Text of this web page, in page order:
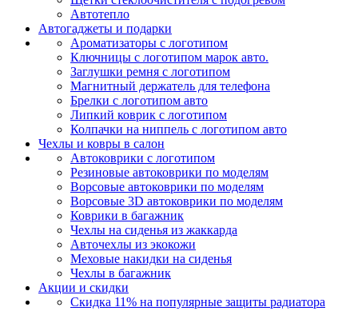
Автотепло
Автогаджеты и подарки
Ароматизаторы с логотипом
Ключницы с логотипом марок авто.
Заглушки ремня с логотипом
Магнитный держатель для телефона
Брелки с логотипом авто
Липкий коврик c логотипом
Колпачки на ниппель с логотипом авто
Чехлы и ковры в салон
Автоковрики с логотипом
Резиновые автоковрики по моделям
Ворсовые автоковрики по моделям
Ворсовые 3D автоковрики по моделям
Коврики в багажник
Чехлы на сиденья из жаккарда
Авточехлы из экокожи
Меховые накидки на сиденья
Чехлы в багажник
Акции и скидки
Скидка 11% на популярные защиты радиатора